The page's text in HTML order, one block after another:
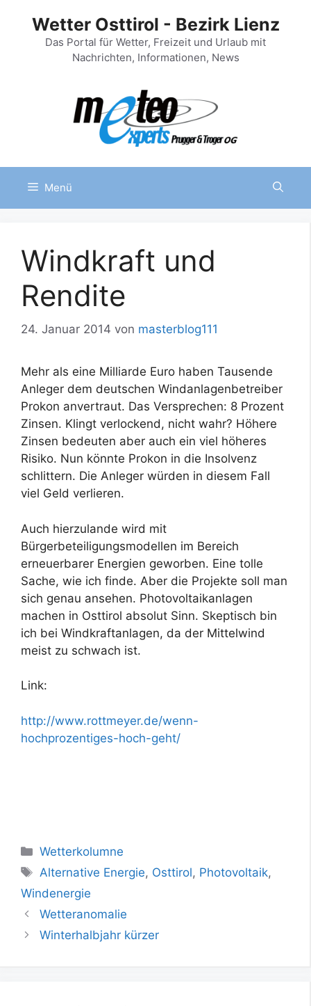
springen
Wetter Osttirol - Bezirk Lienz
Das Portal für Wetter, Freizeit und Urlaub mit
Nachrichten, Informationen, News
Menü
Windkraft und
Rendite
24. Januar 2014 von masterblog111
Mehr als eine Milliarde Euro haben Tausende
Anleger dem deutschen Windanlagenbetreiber
Prokon anvertraut. Das Versprechen: 8 Prozent
Zinsen. Klingt verlockend, nicht wahr? Höhere
Zinsen bedeuten aber auch ein viel höheres
Risiko. Nun könnte Prokon in die Insolvenz
schlittern. Die Anleger würden in diesem Fall
viel Geld verlieren.
Auch hierzulande wird mit
Bürgerbeteiligungsmodellen im Bereich
erneuerbarer Energien geworben. Eine tolle
Sache, wie ich finde. Aber die Projekte soll man
sich genau ansehen. Photovoltaikanlagen
machen in Osttirol absolut Sinn. Skeptisch bin
ich bei Windkraftanlagen, da der Mittelwind
meist zu schwach ist.
Link:
http://www.rottmeyer.de/wenn-
hochprozentiges-hoch-geht/
Kategorien
Wetterkolumne
Schlagwörter
Alternative Energie, Osttirol, Photovoltaik,
Windenergie
Wetteranomalie
Winterhalbjahr kürzer